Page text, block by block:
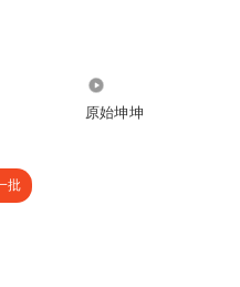
，这么快就完结了，好舍不得
原始坤坤
批